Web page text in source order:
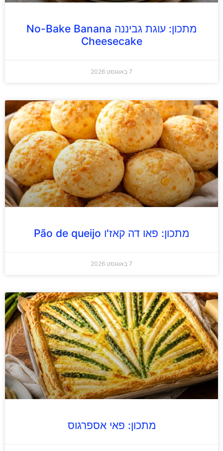
מתכון: עוגת גביננה No-Bake Banana
Cheesecake
7 באוגוסט 2026
מתכון: פאו דה קאז'ו Pão de queijo
7 באוגוסט 2026
מתכון: פאי אספרגוס